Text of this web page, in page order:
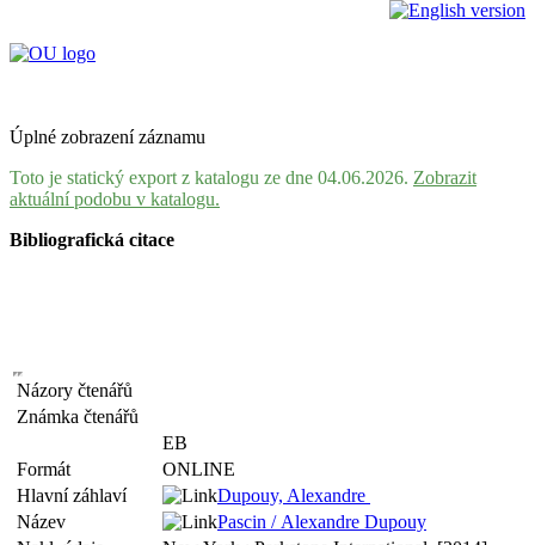
Úplné zobrazení záznamu
Toto je statický export z katalogu ze dne 04.06.2026. Zobrazit
aktuální podobu v katalogu.
Bibliografická citace
Názory čtenářů
Známka čtenářů
EB
Formát
ONLINE
Hlavní záhlaví
Dupouy, Alexandre
Název
Pascin / Alexandre Dupouy